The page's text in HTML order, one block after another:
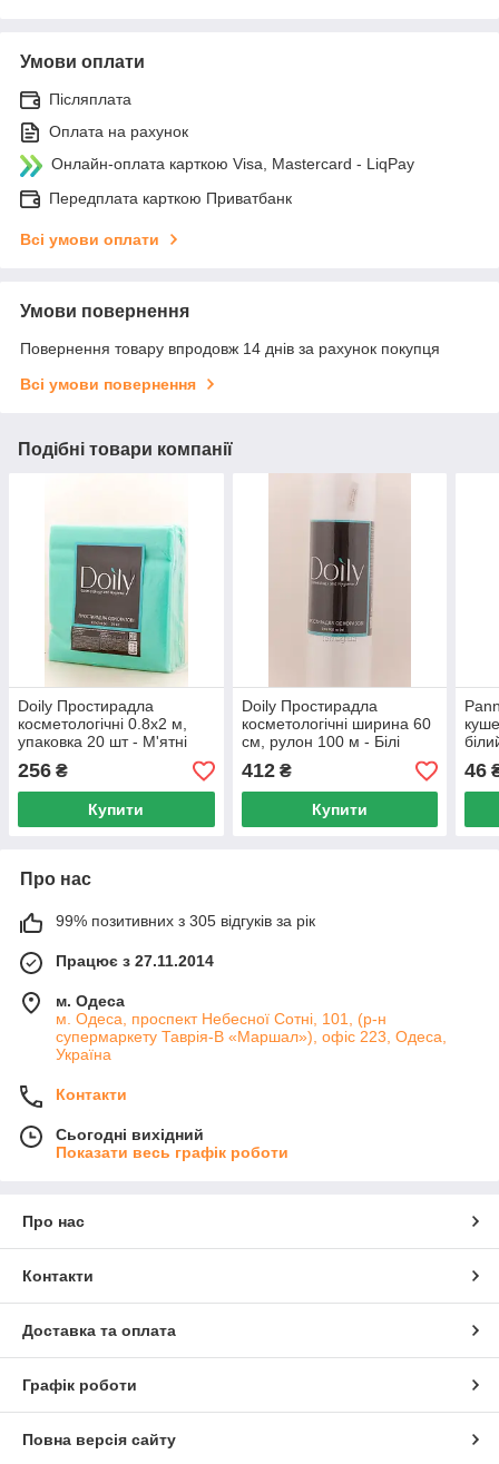
Умови оплати
Післяплата
Оплата на рахунок
Онлайн-оплата карткою Visa, Mastercard - LiqPay
Передплата карткою Приватбанк
Всі умови оплати
Умови повернення
Повернення товару впродовж 14 днів за рахунок покупця
Всі умови повернення
Подібні товари компанії
Doily Простирадла
косметологічні 0.8х2 м,
упаковка 20 шт - М'ятні
256 ₴
Купити
Doily Простирадла
косметологічні ширина 60
см, рулон 100 м - Білі
412₴
Купити
46
Про нас
99% позитивних з 305 відгуків за рік
Працює з 27.11.2014
м. Одеса
м. Одеса, проспект Небесної Сотні, 101, (р-н
супермаркету Таврія-В «Маршал»), офіс 223, Одеса,
Україна
Контакти
Сьогодні вихідний
Показати весь графік роботи
Про нас
Контакти
Доставка та оплата
Графік роботи
Повна версія сайту